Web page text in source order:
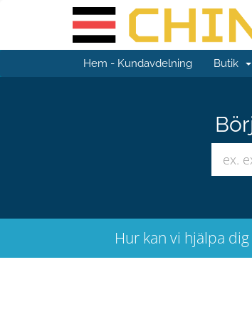
Hem - Kundavdelning Butik
Hur kan vi hjälpa dig